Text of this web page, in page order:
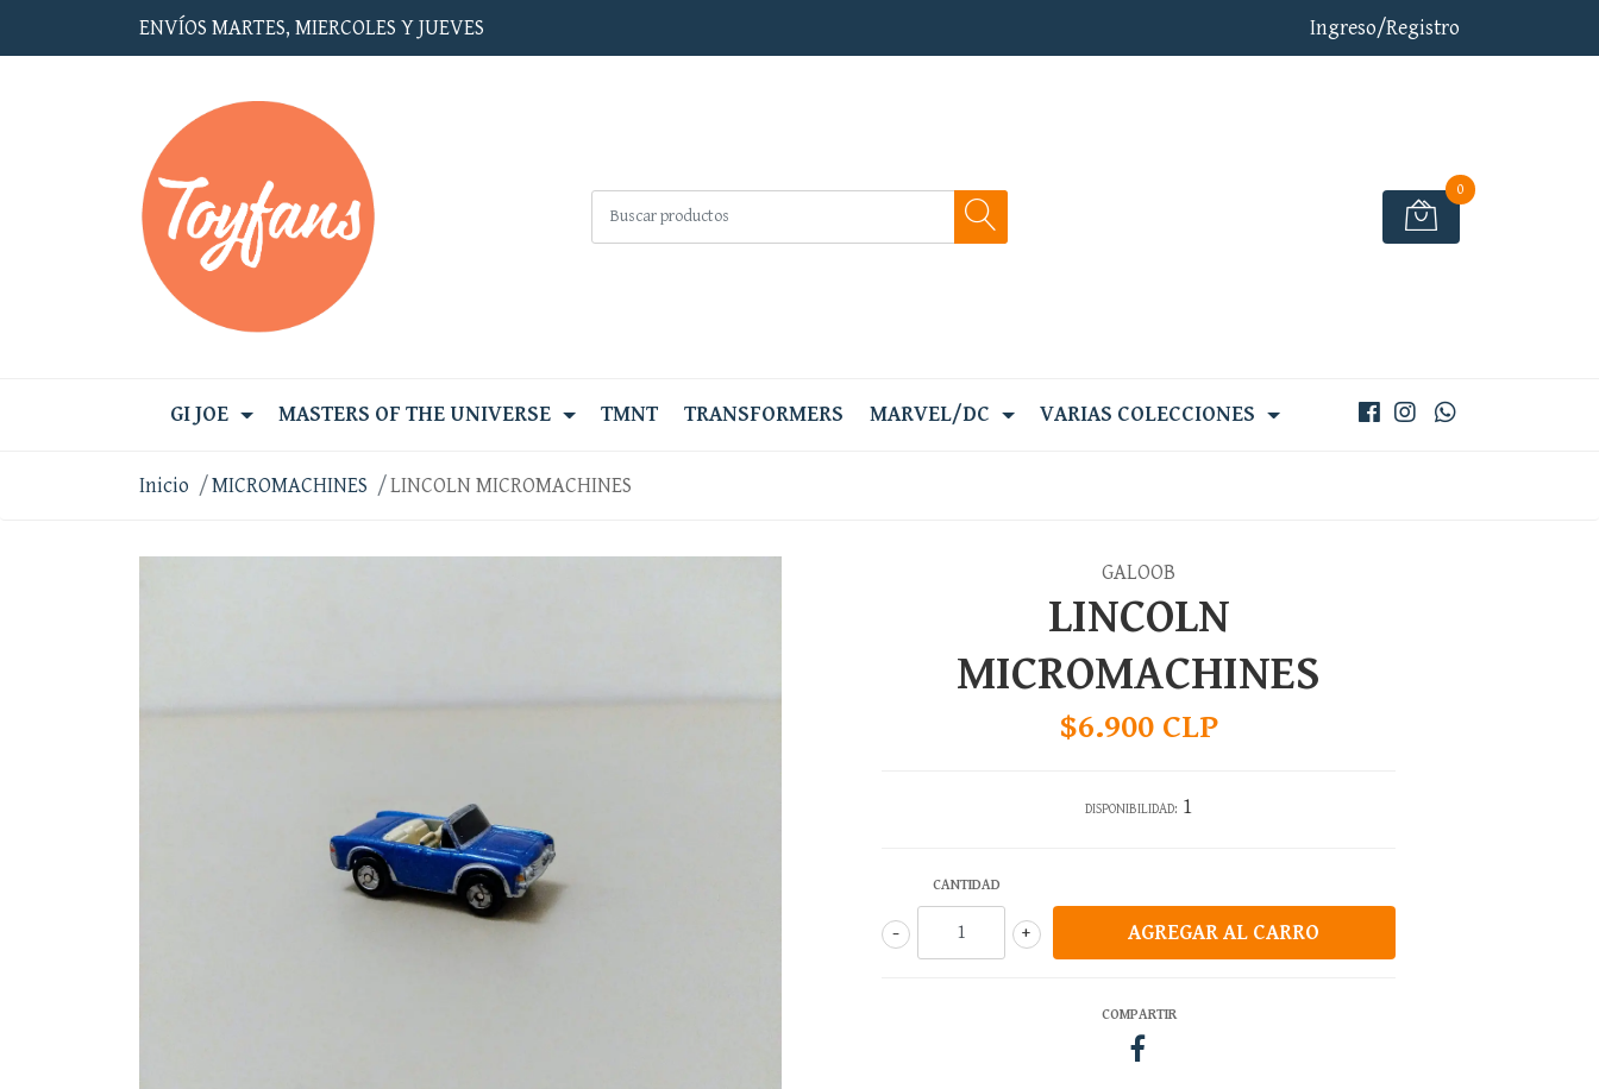
ENVÍOS MARTES, MIERCOLES Y JUEVES Ingreso/Registro
0
GI JOE MASTERS OF THE UNIVERSE TMNT TRANSFORMERS MARVEL/DC VARIAS COLECCIONES
Inicio MICROMACHINES LINCOLN MICROMACHINES
GALOOB
LINCOLN
MICROMACHINES
$6.900 CLP
DISPONIBILIDAD: 1
CANTIDAD
+
-
COMPARTIR